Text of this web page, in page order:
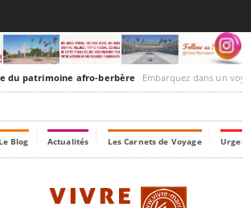
du patrimoine afro-berbère Embarquez dans un voyage culturel dans le
Le Blog Actualités Les Carnets de Voyage